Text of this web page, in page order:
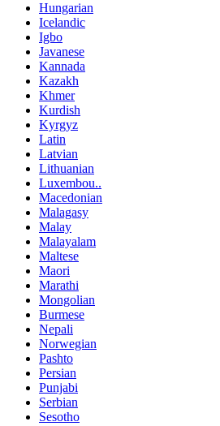
Hungarian
Icelandic
Igbo
Javanese
Kannada
Kazakh
Khmer
Kurdish
Kyrgyz
Latin
Latvian
Lithuanian
Luxembou..
Macedonian
Malagasy
Malay
Malayalam
Maltese
Maori
Marathi
Mongolian
Burmese
Nepali
Norwegian
Pashto
Persian
Punjabi
Serbian
Sesotho